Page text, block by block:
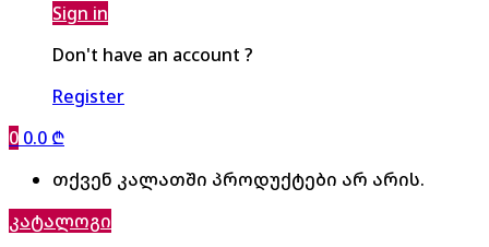
Sign in
Don't have an account ?
Register
0 0.0 ₾
თქვენ კალათში პროდუქტები არ არის.
კატალოგი